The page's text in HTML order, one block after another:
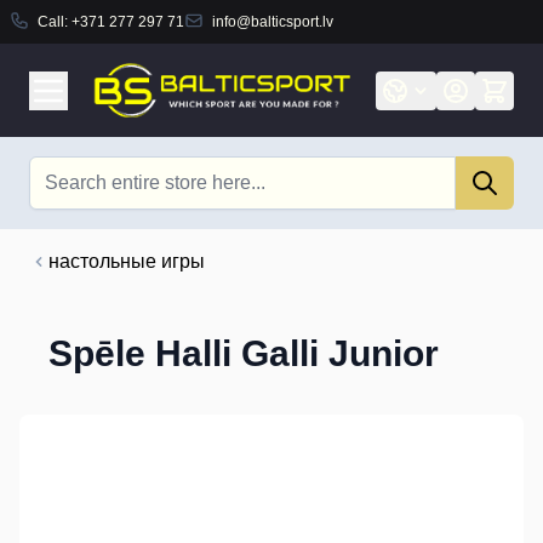
Call: +371 277 297 71 info@balticsport.lv
настольные игры
Spēle Halli Galli Junior